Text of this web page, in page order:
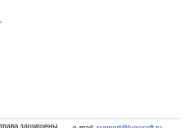
защищены